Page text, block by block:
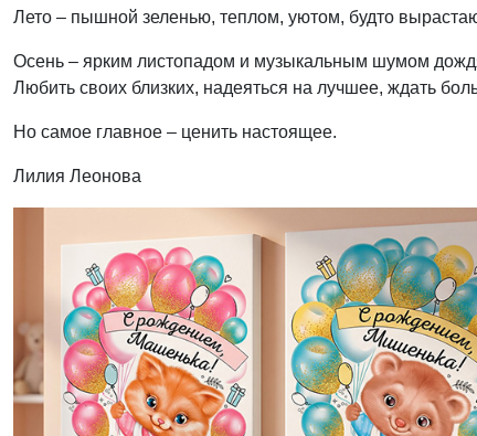
Лето – пышной зеленью, теплом, уютом, будто
Осень – ярким листопадом и музыкальным шумом
Любить своих близких, надеяться на лучшее, ждать
Но самое главное – ценить настоящее.
Лилия Леонова